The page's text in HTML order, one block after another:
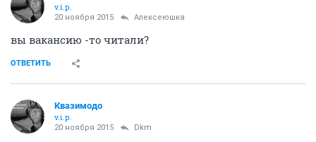
v.i.p.
20 ноября 2015 Алексеюшка
вы вакансию -то читали?
ОТВЕТИТЬ
Квазимодо
v.i.p.
20 ноября 2015 Dkm